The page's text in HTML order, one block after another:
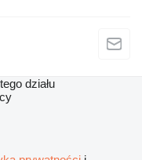
działu